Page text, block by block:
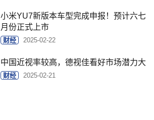
小米YU7新版本车型完成申报！预计六七
月份正式上市
财经 2025-02-22
中国近视率较高，德视佳看好市场潜力大
财经 2025-02-21